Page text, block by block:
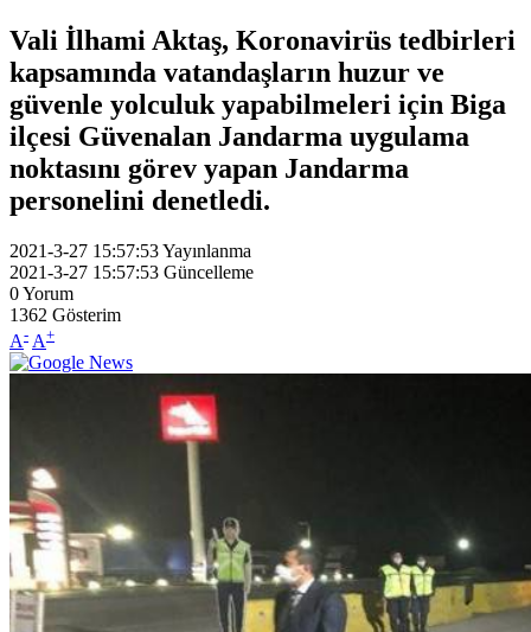
Vali İlhami Aktaş, Koronavirüs tedbirleri
kapsamında vatandaşların huzur ve
güvenle yolculuk yapabilmeleri için Biga
ilçesi Güvenalan Jandarma uygulama
noktasını görev yapan Jandarma
personelini denetledi.
2021-3-27 15:57:53Yayınlanma
2021-3-27 15:57:53 Güncelleme
0Yorum
1362 Gösterim
A- A+